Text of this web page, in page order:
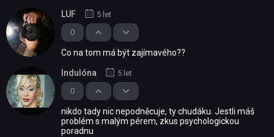
0
LUF 5 let
Co na tom má být zajímavého??
0
Indulóna 5 let
nikdo tady nic nepodněcuje, ty chudáku. Jestli máš
problém s malým pérem, zkus psychologickou
poradnu